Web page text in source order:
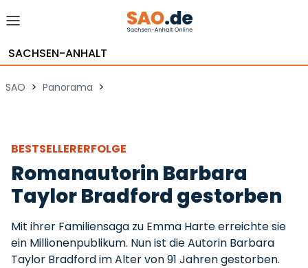
SACHSEN-ANHALT
SAO > Panorama >
BESTSELLERERFOLGE
Romanautorin Barbara
Taylor Bradford gestorben
Mit ihrer Familiensaga zu Emma Harte erreichte sie
ein Millionenpublikum. Nun ist die Autorin Barbara
Taylor Bradford im Alter von 91 Jahren gestorben.